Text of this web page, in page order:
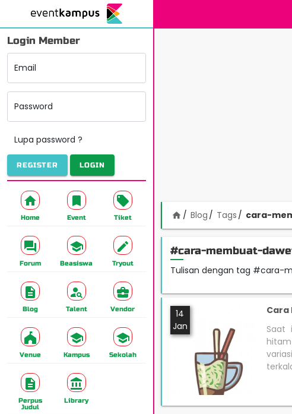
Login Member
Email
Password
Lupa password ?
REGISTER LOGIN
Home Event Tiket
Forum Beasiswa Tryout
Blog Talent Vendor
Venue Kampus Sekolah
Perpus
Judul
Library
home Blog Tags cara-
#cara-membuat-
Tulisan dengan tag #cara-
14
Jan
Cara
Saat